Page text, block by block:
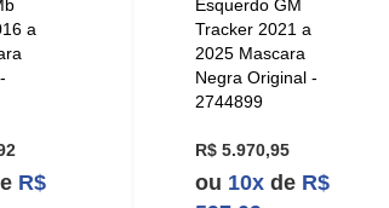
2025 Mascara
Negra Original -
2744899
R$ 5.970,95
ou10xde
597,09